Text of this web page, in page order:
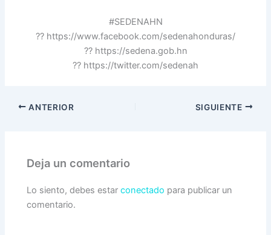
#SEDENAHN
?? https://www.facebook.com/sedenahonduras/
?? https://sedena.gob.hn
?? https://twitter.com/sedenah
ANTERIOR SIGUIENTE
Deja un comentario
Lo siento, debes estarconectado para publicar un
comentario.